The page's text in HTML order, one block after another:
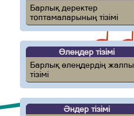
Барлық деректер
топтамаларының тізімі
Өлеңдер тізімі
Барлық өлеңдердің жалпы
тізімі
Әндер тізімі